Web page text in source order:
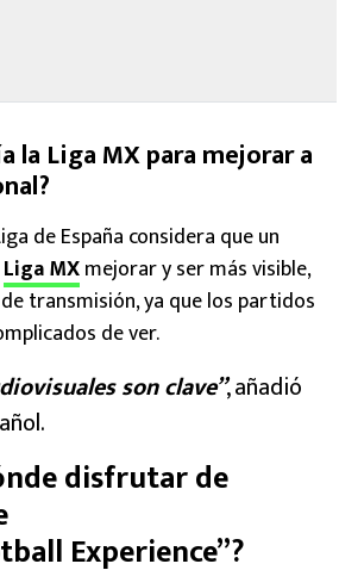
la Liga MX para mejorar a
de España considera que un
Liga MXmejorar y ser más visible,
transmisión, ya que los partidos
de ver.
son clave”, añadió
disfrutar de
Experience”?